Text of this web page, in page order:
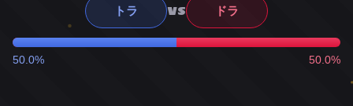
トラ VS ドラ
50.0% 50.0%